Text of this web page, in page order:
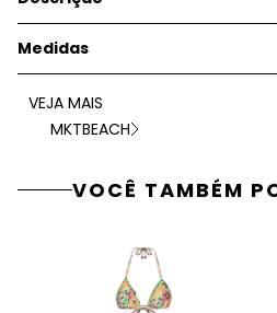
Medidas
VEJA MAIS
MKTBEACH
VOCÊ TAMBÉM